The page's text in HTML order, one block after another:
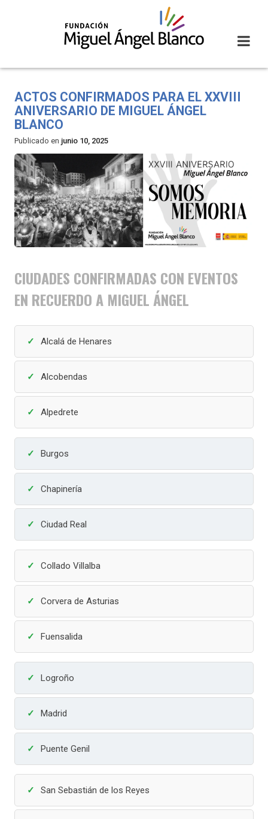
ACTOS CONFIRMADOS PARA EL XXVIII
ANIVERSARIO DE MIGUEL ÁNGEL
BLANCO
Publicado en junio 10, 2025
CIUDADES CONFIRMADAS CON EVENTOS
EN RECUERDO A MIGUEL ÁNGEL
Alcalá de Henares
Alcobendas
Alpedrete
Burgos
Chapinería
Ciudad Real
Collado Villalba
Corvera de Asturias
Fuensalida
Logroño
Madrid
Puente Genil
San Sebastián de los Reyes